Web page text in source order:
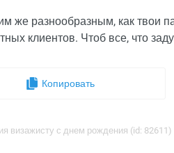
же разнообразным, как твои
клиентов. Чтоб все, что
Копировать
визажисту с днем рождения (id: 82611)